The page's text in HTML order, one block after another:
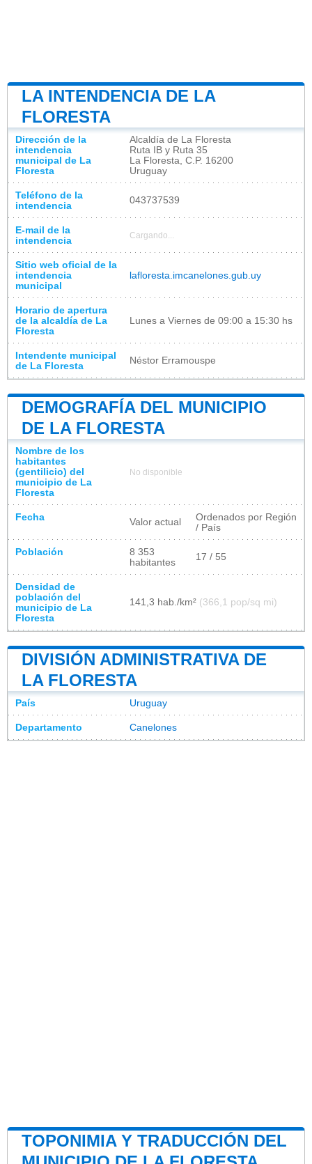
LA INTENDENCIA DE LA
FLORESTA
Dirección de la
intendencia
municipal de La
Floresta
Alcaldía de La Floresta
Ruta IB y Ruta 35
La Floresta, C.P. 16200
Uruguay
Teléfono de la
intendencia
043737539
E-mail de la
intendencia
Cargando...
Sitio web oficial de la
intendencia
municipal
lafloresta.imcanelones.gub.uy
Horario de apertura
de la alcaldía de La
Floresta
Lunes a Viernes de 09:00 a 15:30 hs
Intendente municipal
de La Floresta
Néstor Erramouspe
DEMOGRAFÍA DEL MUNICIPIO
DE LA FLORESTA
Nombre de los
habitantes
(gentilicio) del
municipio de La
Floresta
No disponible
Fecha Valor actual
Ordenados por Región
/ País
Población
8 353
habitantes
17 / 55
Densidad de
población del
municipio de La
Floresta
141,3 hab./km² (366,1 pop/sq mi)
DIVISIÓN ADMINISTRATIVA DE
LA FLORESTA
País Uruguay
Departamento Canelones
TOPONIMIA Y TRADUCCIÓN DEL